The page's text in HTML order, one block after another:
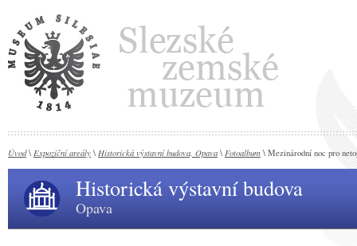
Úvod\ Expoziční areály \ Historická výstavní budova, Opava \ Fotoalbum \ Mezinárodní noc pro
Historická výstavní budova
Opava